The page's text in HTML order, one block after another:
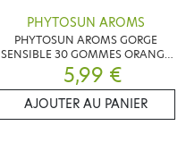
PHYTOSUN AROMS
PHYTOSUN AROMS GORGE
SENSIBLE 30 GOMMES ORANGE
EUCALYPTUS
5,99 €
AJOUTER AU PANIER